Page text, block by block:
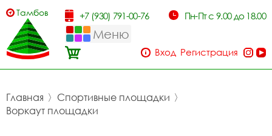
Тамбов +7 (930) 791-00-76 Пн-Пт с 9.00 до 18.00
Меню
Вход Регистрация
Главная 〉 Спортивные площадки 〉
Воркаут площадки